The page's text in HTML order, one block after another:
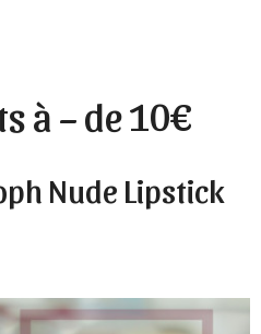
à – de 10€
Nude Lipstick